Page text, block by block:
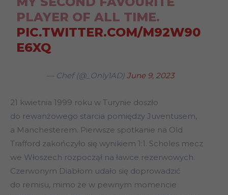
PLAYER OF ALL TIME.
PIC.TWITTER.COM/M92W90
E6XQ
— Chef (@_Only1AD) June 9, 2023
21 kwietnia 1999 roku w Turynie doszło
do rewanżowego starcia pomiędzy Juventusem,
a Manchesterem. Pierwsze spotkanie na Old
Trafford zakończyło się wynikiem 1:1. Scholes mecz
we Włoszech rozpoczął na ławce rezerwowych.
Czerwonym Diabłom udało się doprowadzić
do remisu, mimo że w pewnym momencie